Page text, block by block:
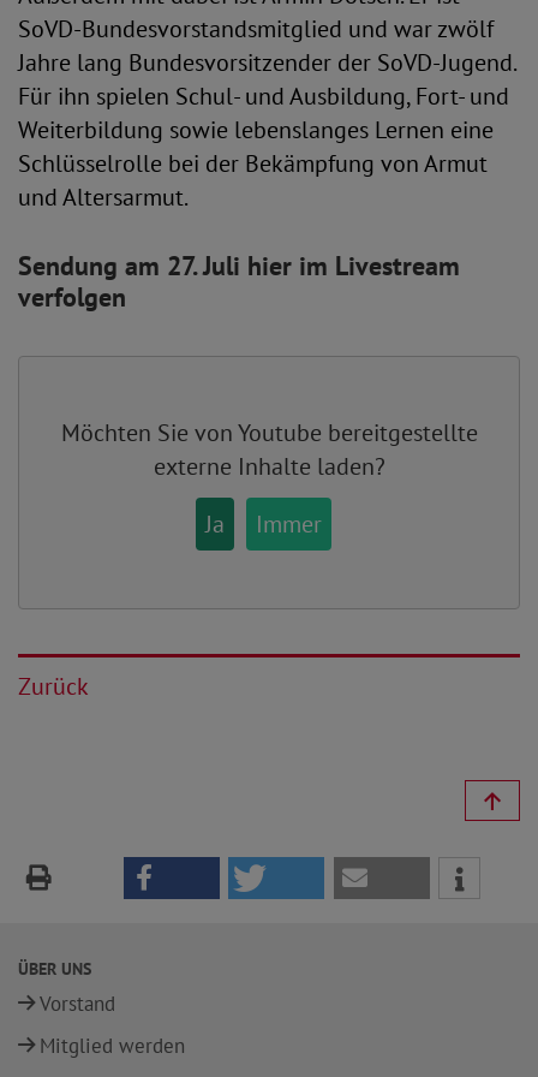
SoVD-Bundesvorstandsmitglied und war zwölf
Jahre lang Bundesvorsitzender der SoVD-Jugend.
Für ihn spielen Schul- und Ausbildung, Fort- und
Weiterbildung sowie lebenslanges Lernen eine
Schlüsselrolle bei der Bekämpfung von Armut
und Altersarmut.
Sendung am 27. Juli hier im Livestream
verfolgen
Möchten Sie vonYoutube bereitgestellte
externe Inhalte laden?
Ja
Immer
Zurück
ÜBER UNS
Vorstand
Mitglied werden